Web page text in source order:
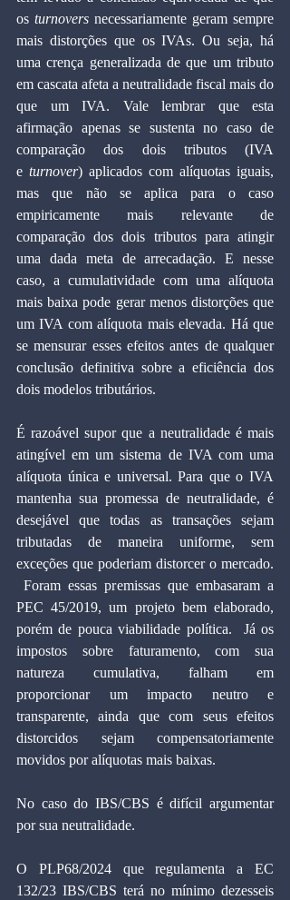
os turnovers necessariamente geram sempre
mais distorções que os IVAs. Ou seja, há
uma crença generalizada de que um tributo
em cascata afeta a neutralidade fiscal mais do
que um IVA. Vale lembrar que esta
afirmação apenas se sustenta no caso de
comparação dos dois tributos (IVA
e turnover) aplicados com alíquotas iguais,
mas que não se aplica para o caso
empiricamente mais relevante de
comparação dos dois tributos para atingir
uma dada meta de arrecadação. E nesse
caso, a cumulatividade com uma alíquota
mais baixa pode gerar menos distorções que
um IVA com alíquota mais elevada. Há que
se mensurar esses efeitos antes de qualquer
conclusão definitiva sobre a eficiência dos
dois modelos tributários.
É razoável supor que a neutralidade é mais
atingível em um sistema de IVA com uma
alíquota única e universal. Para que o IVA
mantenha sua promessa de neutralidade, é
desejável que todas as transações sejam
tributadas de maneira uniforme, sem
exceções que poderiam distorcer o mercado.
Foram essas premissas que embasaram a
PEC 45/2019, um projeto bem elaborado,
porém de pouca viabilidade política.  Já os
impostos sobre faturamento, com sua
natureza cumulativa, falham em
proporcionar um impacto neutro e
transparente, ainda que com seus efeitos
distorcidos sejam compensatoriamente
movidos por alíquotas mais baixas.
No caso do IBS/CBS é difícil argumentar
por sua neutralidade.
O PLP68/2024 que regulamenta a EC
132/23 IBS/CBS terá no mínimo dezesseis